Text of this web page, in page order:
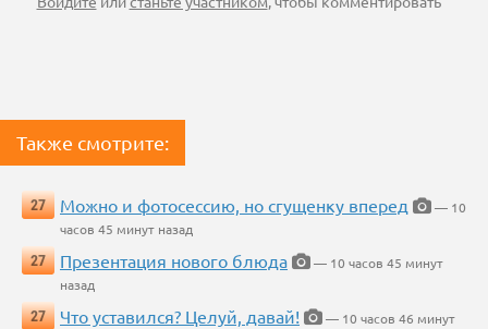
Также смотрите:
27 Можно и фотосессию, но сгущенку вперед
— 10
часов 45 минут назад
27
Презентация нового блюда
— 10 часов 45 минут
назад
27
Что уставился? Целуй, давай!
— 10 часов 46 минут